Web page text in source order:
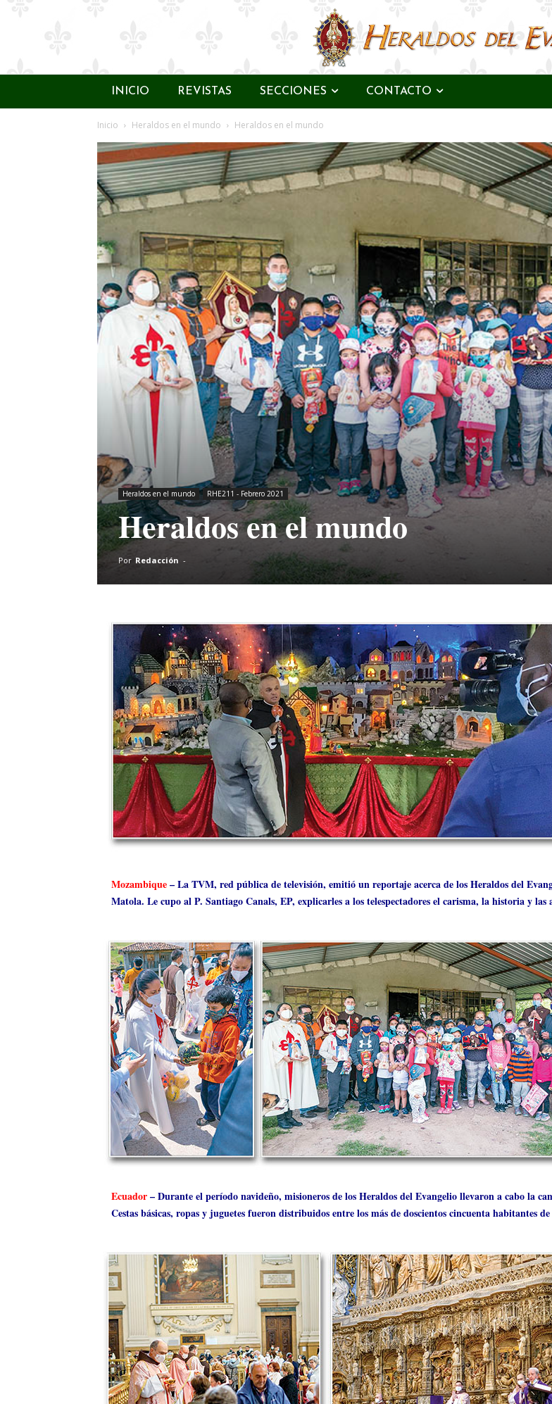
INICIO REVISTAS SECCIONES CONTACTO
Inicio Heraldos en el mundo Heraldos en el mundo
Heraldos en el mundo RHE211 - Febrero 2021
Heraldos en el mundo
Por Redacción -
Mozambique– La TVM, red pública de televisión, emitió un reportaje acerca de los Heraldos del
Matola. Le cupo al P. Santiago Canals, EP, explicarles a los telespectadores el carisma, la historia y las
Ecuador– Durante el período navideño, misioneros de los Heraldos del Evangelio llevaron a cabo la
Cestas básicas, ropas y juguetes fueron distribuidos entre los más de doscientos cincuenta habitantes de